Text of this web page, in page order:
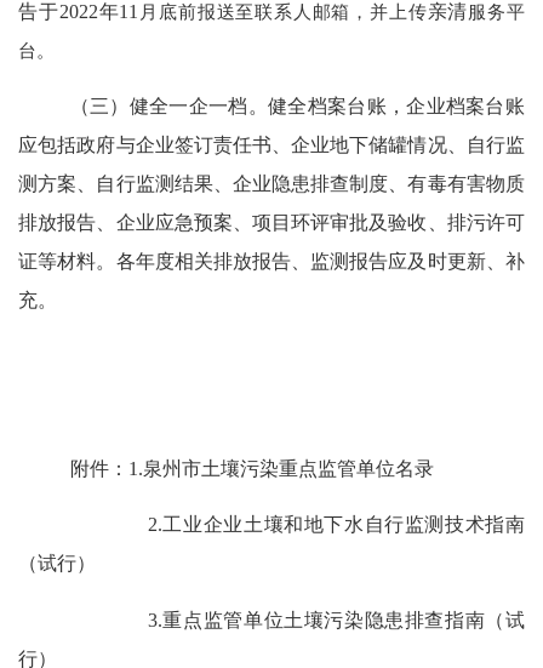
告于2022年11 月底前报送至联系人邮箱，并上传亲清服务平
台。
（三） 健全一企一档。健全档案台账，企业档案台账
应包括政府与企业签订责任书、企业地下储罐情况、自行监
测方案、自行监测结果、企业隐患排查制度、有毒有害物质
排放报告、企业应急预案、项目环评审批及验收、排污许可
证等材料。各年度相关排放报告、监测报告应及时更新、补
充。
附件： 1.泉州市土壤污染重点监管单位名录
2.工业企业土壤和地下水自行监测技术指南
（试行）
3.重点监管单位土壤污染隐患排查指南（试
行）